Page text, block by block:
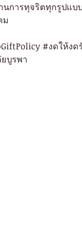
การทุจริตทุกรูปแบ
ม
#งดใหง
บูรพา